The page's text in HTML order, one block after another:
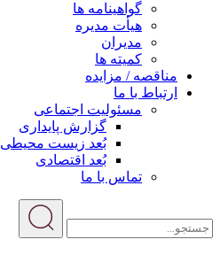
گواهینامه ها
هیأت مدیره
مدیران
کمیته ها
مناقصه / مزایده
ارتباط با ما
مسئولیت اجتماعی
گزارش پایداری
بُعد زیست محیطی
بُعد اقتصادی
تماس با ما